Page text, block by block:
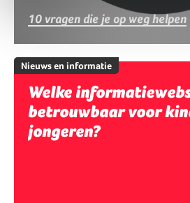
10 vragen die je op weg helpen
Nieuws en informatie
Welke
betrouwbaar voor
jongeren?